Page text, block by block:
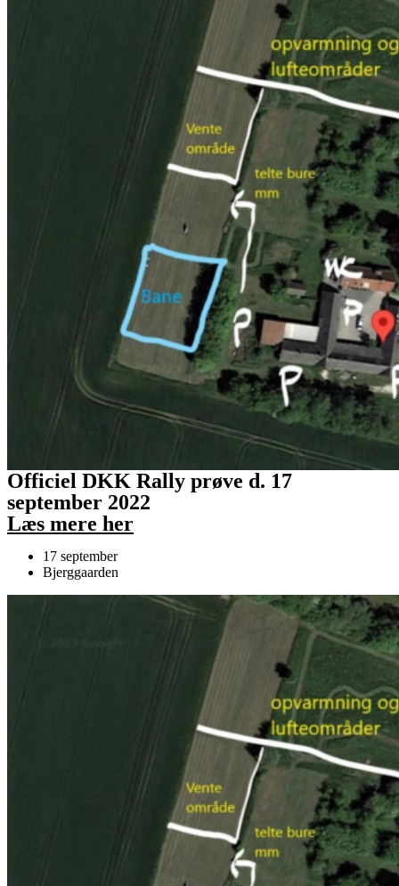
Officiel DKK Rally prøve d. 17
september 2022
Læs mere her
17 september
Bjerggaarden